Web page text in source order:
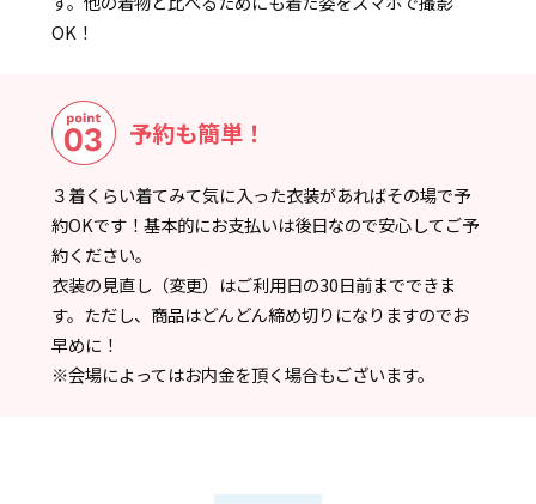
OK！
予約も簡単！
３着くらい着てみて気に入った衣装があればその場で予
約OKです！基本的にお支払いは後日なので安心してご予
約ください。
衣装の見直し（変更）はご利用日の30日前までできま
す。ただし、商品はどんどん締め切りになりますのでお
早めに！
※会場によってはお内金を頂く場合もございます。